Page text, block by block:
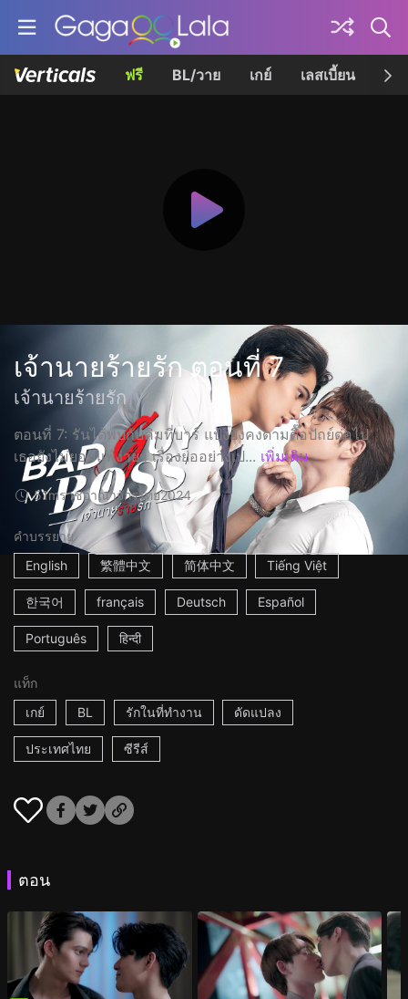
ฟรี BL/วาย เกย์ เลสเบี้ยน เค
เจ้านายร้ายรัก ตอนที่ 7
เจ้านายร้ายรัก
ตอนที่ 7: รันได้พบกับคิมที่บาร์ แป้งยังคงตามตื๊อปัถย์ต่อไป
เธอยังไม่ยอมแพ้ง่ายๆ เรื่องย่ออย่างเป... เพิ่มเติม
51mราชอาณาจักรไทย2024
คำบรรยาย
English
繁體中文 简体中文 Tiếng Việt
한국어 français Deutsch Español
Português हिन्दी
แท็ก
เกย์
BL รักในที่ทำงาน ดัดแปลง
ประเทศไทย ซีรีส์
ตอน